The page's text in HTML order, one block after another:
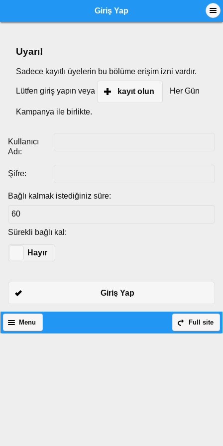
Giriş Yap
Uyarı!
Sadece kayıtlı üyelerin bu bölüme erişim izni vardır.
Lütfen giriş yapın veya kayıt olun Her Gün
Kampanya ile birlikte.
Kullanıcı
Adı:
Şifre:
Bağlı kalmak istediğiniz süre:
Sürekli bağlı kal:
Hayır
Giriş Yap
Full site
Menu